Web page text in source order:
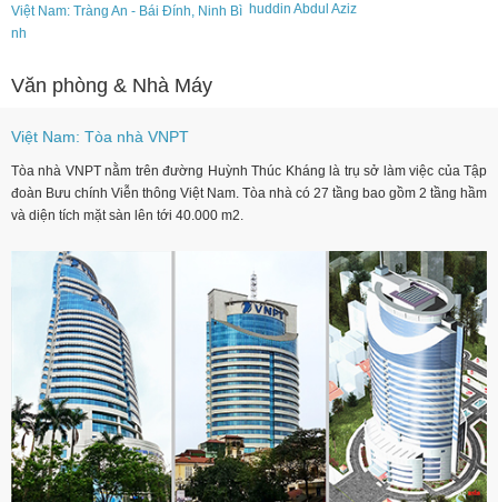
Việt Nam: Tràng An - Bái Đính, Ninh Bì
nh
huddin Abdul Aziz
Văn phòng & Nhà Máy
Việt Nam: Tòa nhà VNPT
Tòa nhà VNPTnằm trên đường Huỳnh Thúc Kháng là trụ sở làm việc của Tập
đoàn Bưu chính Viễn thông Việt Nam. Tòa nhà có 27 tầng bao gồm 2 tầng hầm
và diện tích mặt sàn lên tới 40.000 m2.